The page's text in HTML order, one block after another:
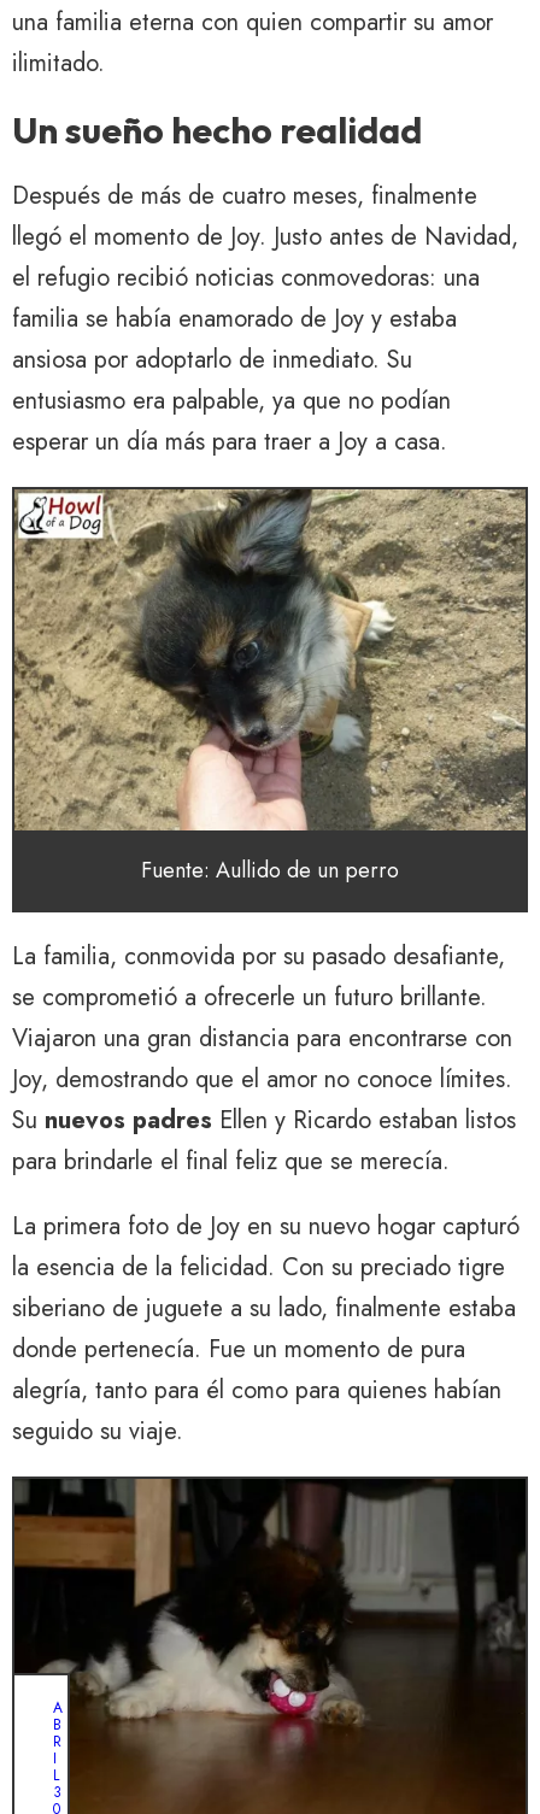
una familia eterna con quien compartir su amor
ilimitado.
Un sueño hecho realidad
Después de más de cuatro meses, finalmente
llegó el momento de Joy. Justo antes de Navidad,
el refugio recibió noticias conmovedoras: una
familia se había enamorado de Joy y estaba
ansiosa por adoptarlo de inmediato. Su
entusiasmo era palpable, ya que no podían
esperar un día más para traer a Joy a casa.
Fuente: Aullido de un perro
La familia, conmovida por su pasado desafiante,
se comprometió a ofrecerle un futuro brillante.
Viajaron una gran distancia para encontrarse con
Joy, demostrando que el amor no conoce límites.
Su nuevos padres Ellen y Ricardo estaban listos
para brindarle el final feliz que se merecía.
La primera foto de Joy en su nuevo hogar capturó
la esencia de la felicidad. Con su preciado tigre
siberiano de juguete a su lado, finalmente estaba
donde pertenecía. Fue un momento de pura
alegría, tanto para él como para quienes habían
seguido su viaje.
A
B
R
I
L
3
0